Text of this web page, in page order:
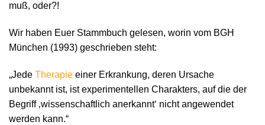
muß, oder?!
Wir haben Euer Stammbuch gelesen, worin vom BGH
München (1993) geschrieben steht:
„Jede Therapie einer Erkrankung, deren Ursache
unbekannt ist, ist experimentellen Charakters, auf die der
Begriff ‚wissenschaftlich anerkannt‘ nicht angewendet
werden kann.“